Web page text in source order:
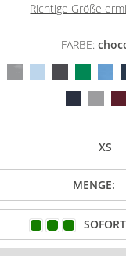
Richtige Größe
FARBE:
MENGE: